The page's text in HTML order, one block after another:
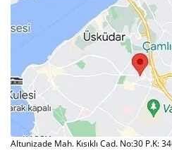
Altunizade Mah. Kısıklı Cad. No:30 P.K: